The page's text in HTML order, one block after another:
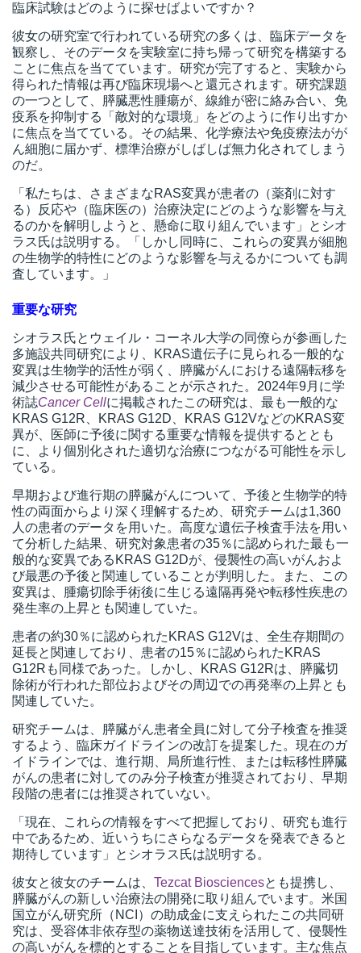
臨床試験はどのように探せばよいですか？
彼女の研究室で行われている研究の多くは、臨床データを
観察し、そのデータを実験室に持ち帰って研究を構築する
ことに焦点を当てています。研究が完了すると、実験から
得られた情報は再び臨床現場へと還元されます。研究課題
の一つとして、膵臓悪性腫瘍が、線維が密に絡み合い、免
疫系を抑制する「敵対的な環境」をどのように作り出すか
に焦点を当てている。その結果、化学療法や免疫療法がが
ん細胞に届かず、標準治療がしばしば無力化されてしまう
のだ。
「私たちは、さまざまなRAS変異が患者の（薬剤に対す
る）反応や（臨床医の）治療決定にどのような影響を与え
るのかを解明しようと、懸命に取り組んでいます」とシオ
ラス氏は説明する。「しかし同時に、これらの変異が細胞
の生物学的特性にどのような影響を与えるかについても調
査しています。」
重要な研究
シオラス氏とウェイル・コーネル大学の同僚らが参画した
多施設共同研究により、KRAS遺伝子に見られる一般的な
変異は生物学的活性が弱く、膵臓がんにおける遠隔転移を
減少させる可能性があることが示された。2024年9月に学
術誌Cancer Cellに掲載されたこの研究は、最も一般的な
KRAS G12R、KRAS G12D、KRAS G12VなどのKRAS変
異が、医師に予後に関する重要な情報を提供するととも
に、より個別化された適切な治療につながる可能性を示し
ている。
早期および進行期の膵臓がんについて、予後と生物学的特
性の両面からより深く理解するため、研究チームは1,360
人の患者のデータを用いた。高度な遺伝子検査手法を用い
て分析した結果、研究対象患者の35％に認められた最も一
般的な変異であるKRAS G12Dが、侵襲性の高いがんおよ
び最悪の予後と関連していることが判明した。また、この
変異は、腫瘍切除手術後に生じる遠隔再発や転移性疾患の
発生率の上昇とも関連していた。
患者の約30％に認められたKRAS G12Vは、全生存期間の
延長と関連しており、患者の15％に認められたKRAS
G12Rも同様であった。しかし、KRAS G12Rは、膵臓切
除術が行われた部位およびその周辺での再発率の上昇とも
関連していた。
研究チームは、膵臓がん患者全員に対して分子検査を推奨
するよう、臨床ガイドラインの改訂を提案した。現在のガ
イドラインでは、進行期、局所進行性、または転移性膵臓
がんの患者に対してのみ分子検査が推奨されており、早期
段階の患者には推奨されていない。
「現在、これらの情報をすべて把握しており、研究も進行
中であるため、近いうちにさらなるデータを発表できると
期待しています」とシオラス氏は説明する。
彼女と彼女のチームは、 Tezcat Biosciencesとも提携し、
膵臓がんの新しい治療法の開発に取り組んでいます。米国
国立がん研究所（NCI）の助成金に支えられたこの共同研
究は、受容体非依存型の薬物送達技術を活用して、侵襲性
の高いがんを標的とすることを目指しています。主な焦点